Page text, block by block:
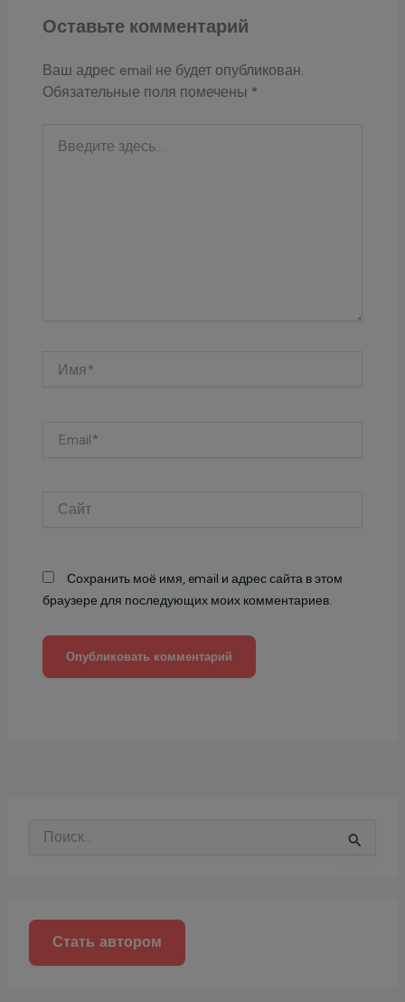
Оставьте комментарий
Ваш адрес email не будет опубликован.
Обязательные поля помечены *
здесь...
Сохранить моё имя, email и адрес сайта в этом
браузере для последующих моих комментариев.
Стать автором